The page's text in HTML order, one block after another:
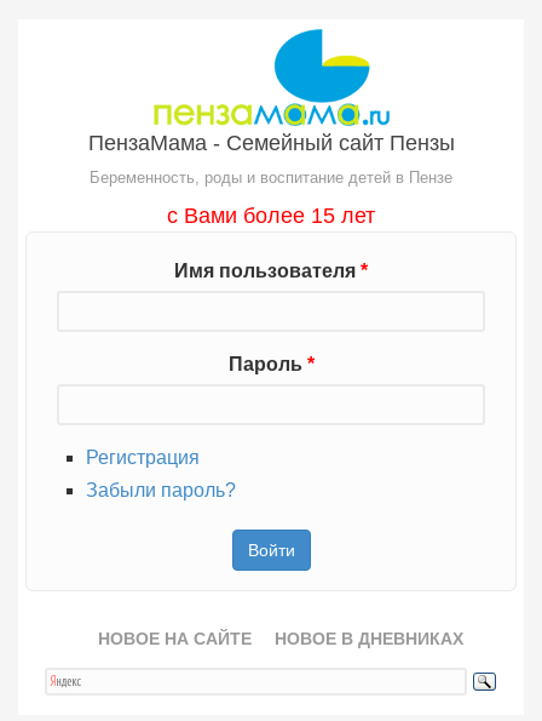
ПензаМама - Семейный сайт Пензы
Беременность, роды и воспитание детей в Пензе
с Вами более 15 лет
Имя пользователя *
Пароль *
Регистрация
Забыли пароль?
НОВОЕ НА САЙТЕ НОВОЕ В ДНЕВНИКАХ